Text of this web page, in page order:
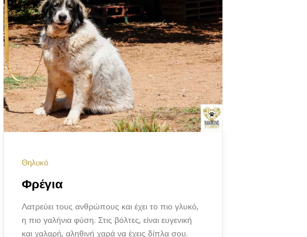
Θηλυκό
Φρέγια
Λατρεύει τους ανθρώπους και έχει το πιο γλυκό,
η πιο γαλήνια φύση. Στις βόλτες, είναι ευγενική
και χαλαρή, αληθινή χαρά να έχεις δίπλα σου.